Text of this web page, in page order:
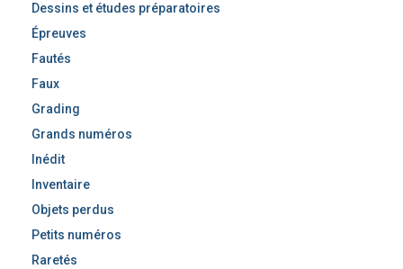
Dessins et études préparatoires
Épreuves
Fautés
Faux
Grading
Grands numéros
Inédit
Inventaire
Objets perdus
Petits numéros
Raretés